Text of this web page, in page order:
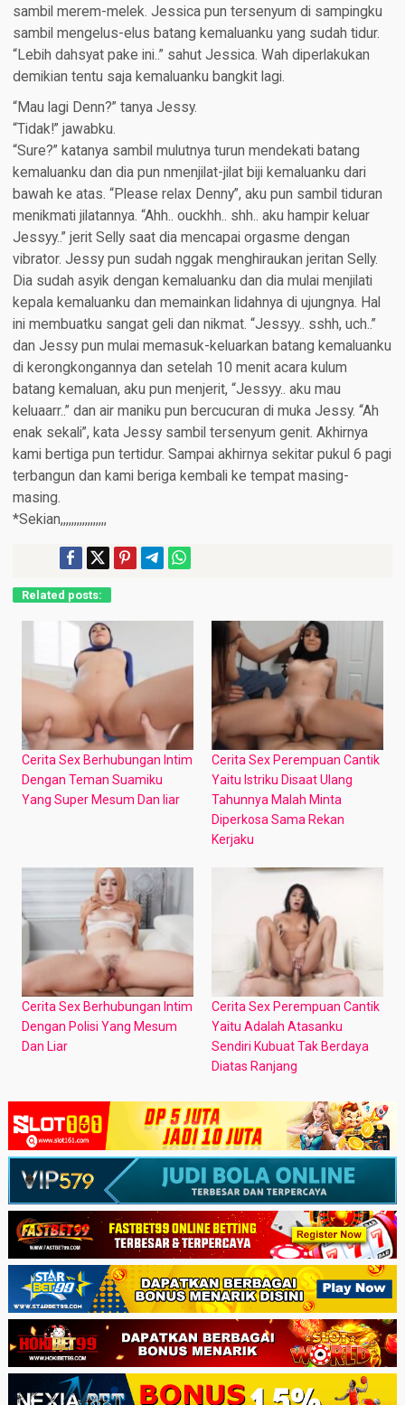
sambil merem-melek. Jessica pun tersenyum di sampingku
sambil mengelus-elus batang kemaluanku yang sudah tidur.
“Lebih dahsyat pake ini..” sahut Jessica. Wah diperlakukan
demikian tentu saja kemaluanku bangkit lagi.
“Mau lagi Denn?” tanya Jessy.
“Tidak!” jawabku.
“Sure?” katanya sambil mulutnya turun mendekati batang
kemaluanku dan dia pun nmenjilat-jilat biji kemaluanku dari
bawah ke atas. “Please relax Denny”, aku pun sambil tiduran
menikmati jilatannya. “Ahh.. ouckhh.. shh.. aku hampir keluar
Jessyy..” jerit Selly saat dia mencapai orgasme dengan
vibrator. Jessy pun sudah nggak menghiraukan jeritan Selly.
Dia sudah asyik dengan kemaluanku dan dia mulai menjilati
kepala kemaluanku dan memainkan lidahnya di ujungnya. Hal
ini membuatku sangat geli dan nikmat. “Jessyy.. sshh, uch..”
dan Jessy pun mulai memasuk-keluarkan batang kemaluanku
di kerongkongannya dan setelah 10 menit acara kulum
batang kemaluan, aku pun menjerit, “Jessyy.. aku mau
keluaarr..” dan air maniku pun bercucuran di muka Jessy. “Ah
enak sekali”, kata Jessy sambil tersenyum genit. Akhirnya
kami bertiga pun tertidur. Sampai akhirnya sekitar pukul 6 pagi
terbangun dan kami beriga kembali ke tempat masing-
masing.
*Sekian,,,,,,,,,,,,,,,,,
Related posts:
Cerita Sex Berhubungan Intim
Dengan Teman Suamiku
Yang Super Mesum Dan liar
Cerita Sex Perempuan Cantik
Yaitu Istriku Disaat Ulang
Tahunnya Malah Minta
Diperkosa Sama Rekan
Kerjaku
Cerita Sex Berhubungan Intim
Dengan Polisi Yang Mesum
Dan Liar
Cerita Sex Perempuan Cantik
Yaitu Adalah Atasanku
Sendiri Kubuat Tak Berdaya
Diatas Ranjang